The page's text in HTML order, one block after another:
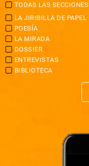
TODAS LAS SECCIONES
LA JIRIBILLA DE PAPEL
POESÍA
LA MIRADA
DOSSIER
ENTREVISTAS
BIBLIOTECA